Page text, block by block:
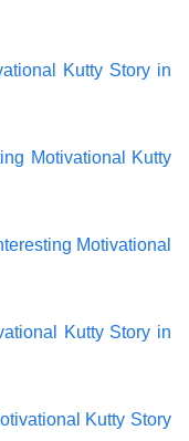
Kutty Story in
Motivational Kutty
Motivational
Kutty Story in
Kutty Story